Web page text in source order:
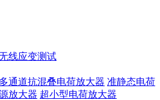
线应变测试
多通道抗混叠电荷放大器 准静态电荷
放大器 超小型电荷放大器